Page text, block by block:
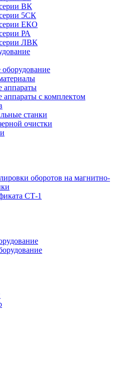
ВК
5СК
ЕКО
РА
ЛВК
аппараты
аппараты с комплектом
станки
очистки
оборотов на магнитно-
СТ-1